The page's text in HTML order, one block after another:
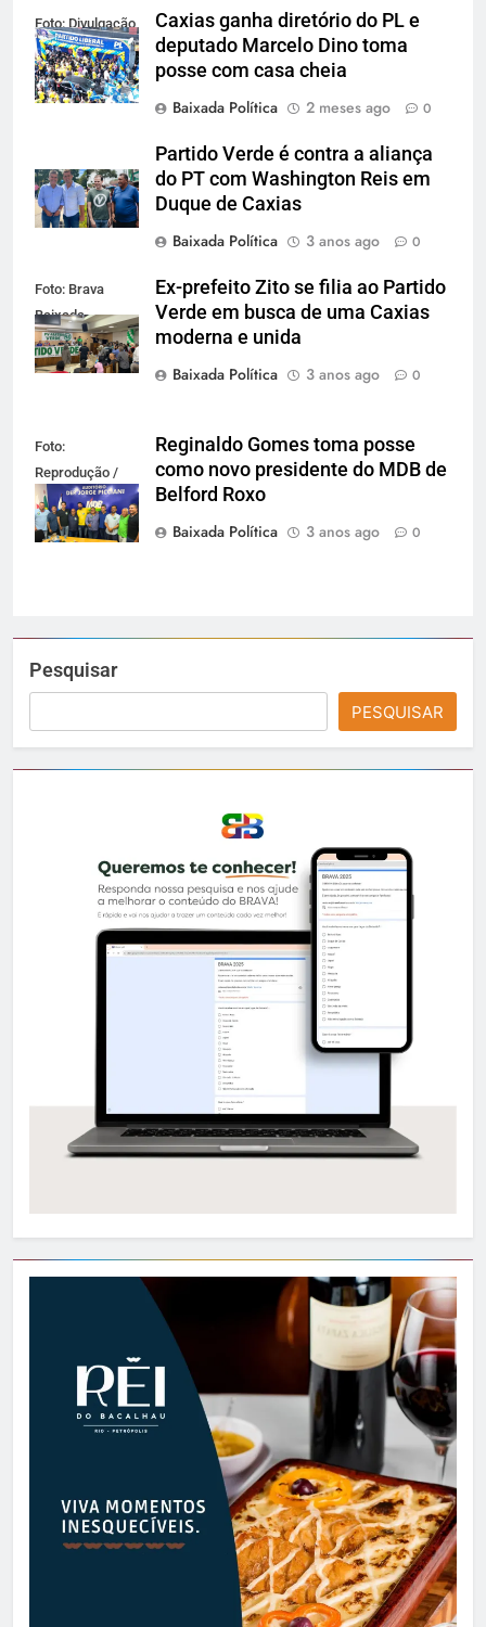
Foto: Divulgação
Caxias ganha diretório do PL e
deputado Marcelo Dino toma
posse com casa cheia
Baixada Política
2 meses ago 0
Partido Verde é contra a aliança
do PT com Washington Reis em
Duque de Caxias
Baixada Política
3 anos ago 0
Foto: Brava
Baixada
Ex-prefeito Zito se filia ao Partido
Verde em busca de uma Caxias
moderna e unida
Baixada Política
3 anos ago 0
Foto:
Reprodução /
Redes Sociais
Reginaldo Gomes toma posse
como novo presidente do MDB de
Belford Roxo
Baixada Política
3 anos ago 0
Pesquisar
PESQUISAR